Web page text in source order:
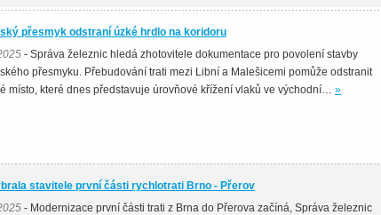
přesmyk odstraní úzké hrdlo na koridoru
- Správa železnic hledá zhotovitele dokumentace pro povolení stavby
přesmyku. Přebudování trati mezi Libní a Malešicemi pomůže odstranit
místo, které dnes představuje úrovňové křížení vlaků ve východní… »
stavitele první části rychlotrati Brno - Přerov
- Modernizace první části trati z Brna do Přerova začíná, Správa železnic